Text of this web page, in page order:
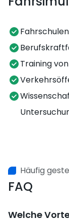
Fahrschulen
Training
Häufig
FAQ
Welche